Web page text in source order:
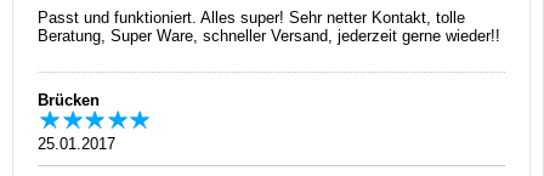
Passt und funktioniert. Alles super! Sehr netter Kontakt, tolle
Beratung, Super Ware, schneller Versand, jederzeit gerne wieder!!
Brücken
25.01.2017